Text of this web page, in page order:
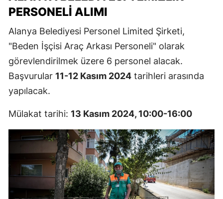
PERSONELI ALIMI
Alanya Belediyesi Personel Limited Şirketi,
"Beden İşçisi Araç Arkası Personeli" olarak
görevlendirilmek üzere 6 personel alacak.
Başvurular 11-12 Kasım 2024 tarihleri arasında
yapılacak.
Mülakat tarihi: 13 Kasım 2024, 10:00-16:00